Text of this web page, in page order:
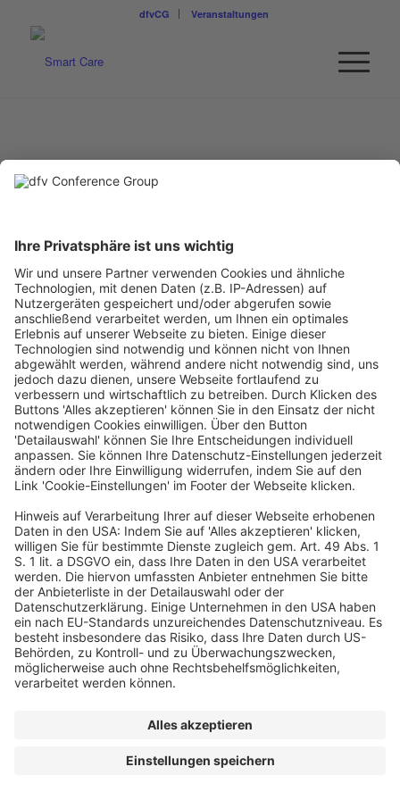
dfvCG Veranstaltungen
THOMAS EBENFELD
concept m
EIN BUSINESS-EVENT VON
© dfv Conference Group GmbH
AGB
Impressum Datenschutz Cookie-Einstellungen